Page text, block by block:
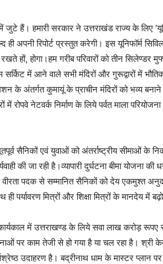
हैं। हमारी सरकार ने उत्तराखंड राज्य के लिए
अपनी रिपोर्ट प्रस्तुत करेगी। इस यूनिफॉर्म
हों, होगा।हम गरीब परिवारों को तीन सिलेण्डर
में आने वाले सभी मंदिरों और गुरूद्वारों में
के अंतर्गत कुमायूं के प्राचीन मंदिरों को भव्य
रोपवे नेटवर्क निर्माण के लिये पर्वत माला परियोजना
सैनिकों एवं युवाओं को अंतर्राष्ट्रीय सीमाओं के
की जा रही है।व्यापारी दुर्घटना बीमा योजना की
पदक से सम्मानित सैनिकों को देय एकमुश्त
मित्रों और शिक्षा मित्रों के मानदेय में
में उत्तराखण्ड के लिये सवा लाख करोड़ रूपए
पर काम तेजी से हो गया है या चल रहा है। श्री
उदाहरण है। बद्रीनाथ धाम के मास्टर प्लान पर